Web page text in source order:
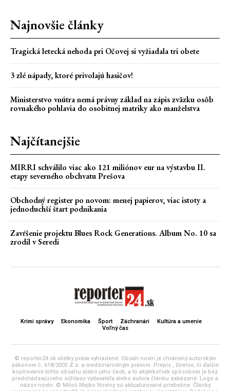
Najnovšie články
Tragická letecká nehoda pri Očovej si vyžiadala tri obete
3 zlé nápady, ktoré privolajú hasičov!
Ministerstvo vnútra nemá právny základ na zápis zväzku osôb
rovnakého pohlavia do osobitnej matriky ako manželstva
Najčítanejšie
MIRRI schválilo viac ako 121 miliónov eur na výstavbu II.
etapy severného obchvatu Prešova
Obchodný register po novom: menej papierov, viac istoty a
jednoduchší štart podnikania
Zavŕšenie projektu Blues Rock Generations. Album No. 10 sa
zrodil v Seredi
Krimi správy Ekonomika Šport Záchranári
Kultúra a umenie
Voľný čas
© reporter24.sk všetky práva vyhradené. Obsah novín je chránený autorským
zákonom č. 618/2003 Z.z. a medzinárodným právom. Prepis , šírenie, či ďalšie
kopírovanie tohto obsahu alebo jeho časti, a to akýmkoľvek spôsobom je bez
predchádzajúceho súhlasu vydavateľa alebo autora článku zakázané. Logo a
názov novín: © Miloš Majko Noviny sú aktualizované priebežne. Články